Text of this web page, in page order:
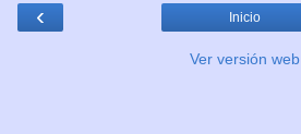
‹ Inicio
Ver versión web